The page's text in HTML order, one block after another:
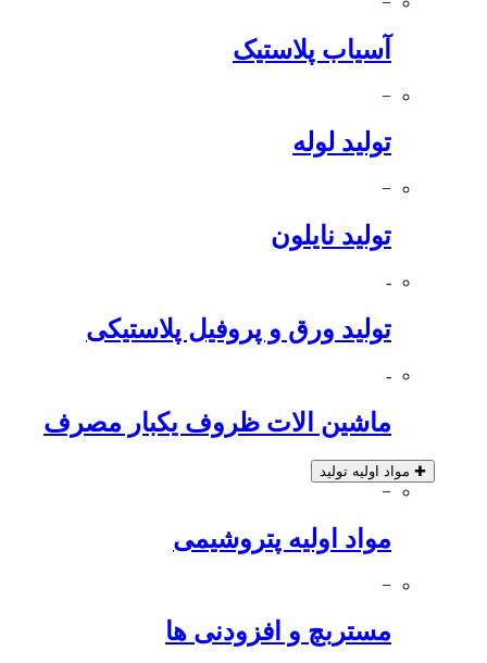
آسیاب پلاستیک
−
تولید لوله
−
تولید نایلون
-
تولید ورق و پروفیل پلاستیکی
-
ماشین الات ظروف یکبار مصرف
✚ مواد اولیه تولید
−
مواد اولیه پتروشیمی
−
مستربچ و افزودنی ها